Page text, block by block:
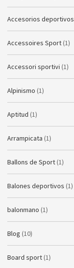
Accesorios deportivos
Accessoires Sport (1)
Accessori sportivi (1)
Alpinismo (1)
Aptitud (1)
Arrampicata (1)
Ballons de Sport (1)
Balones deportivos (1)
balonmano (1)
Blog (10)
Board sport (1)